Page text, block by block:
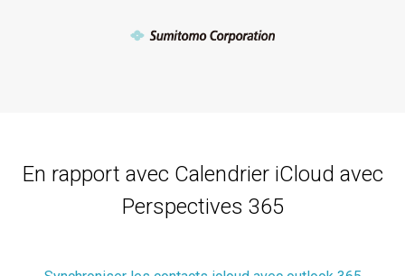
En rapport avec Calendrier iCloud avec
Perspectives 365